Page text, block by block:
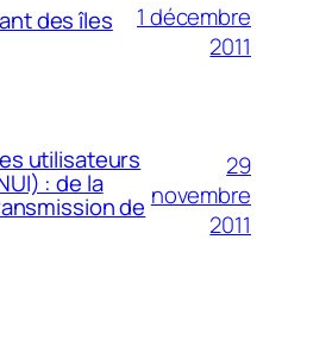
des îles
1 décembre
2011
utilisateurs
: de la
de
29
novembre
2011